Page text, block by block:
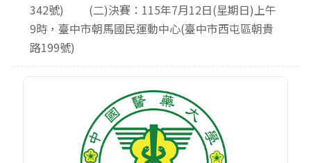
342號) (二)決賽：115年7月12日(星期日)上午
9時，臺中市朝馬國民運動中心(臺中市西屯區朝貴
路199號)